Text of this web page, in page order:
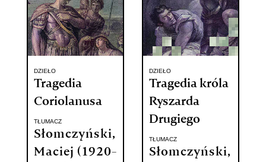
DZIEŁO
Tragedia
Coriolanusa
TŁUMACZ
Słomczyński,
Maciej (1920-
DZIEŁO
Tragedia króla
Ryszarda
Drugiego
TŁUMACZ
Słomczyński,